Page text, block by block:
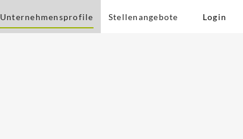
Unternehmensprofile Stellenangebote Login